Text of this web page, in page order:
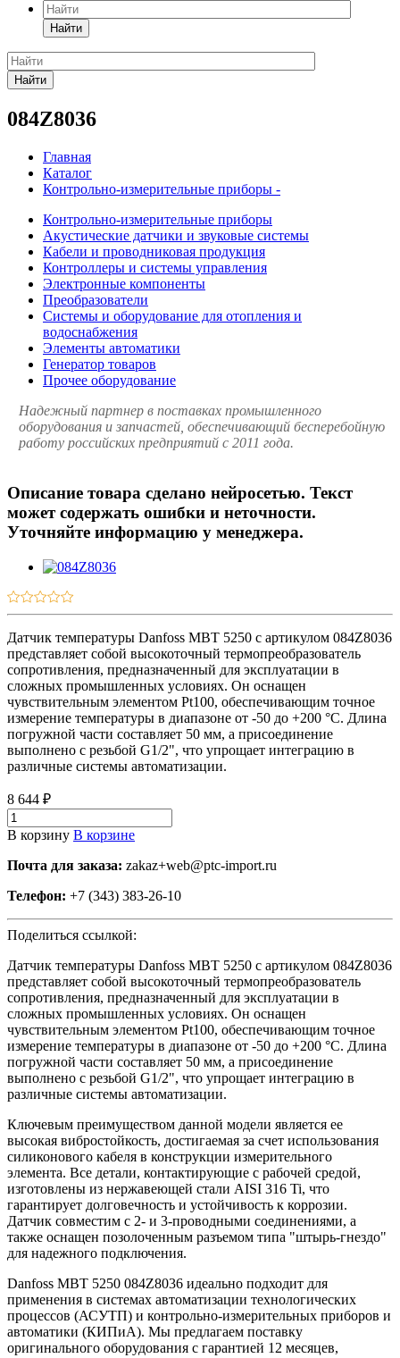
Найти
Найти
084Z8036
Главная
Каталог
Контрольно-измерительные приборы -
Контрольно-измерительные приборы
Акустические датчики и звуковые системы
Кабели и проводниковая продукция
Контроллеры и системы управления
Электронные компоненты
Преобразователи
Системы и оборудование для отопления и
водоснабжения
Элементы автоматики
Генератор товаров
Прочее оборудование
Надежный партнер в поставках промышленного
оборудования и запчастей, обеспечивающий бесперебойную
работу российских предприятий с 2011 года.
Описание товара сделано нейросетью. Текст
может содержать ошибки и неточности.
Уточняйте информацию у менеджера.
Датчик температуры Danfoss MBT 5250 с артикулом 084Z8036
представляет собой высокоточный термопреобразователь
сопротивления, предназначенный для эксплуатации в
сложных промышленных условиях. Он оснащен
чувствительным элементом Pt100, обеспечивающим точное
измерение температуры в диапазоне от -50 до +200 °C. Длина
погружной части составляет 50 мм, а присоединение
выполнено с резьбой G1/2", что упрощает интеграцию в
различные системы автоматизации.
8 644 ₽
В корзину В корзине
Почта для заказа: zakaz+web@ptc-import.ru
Телефон: +7 (343) 383-26-10
Поделиться ссылкой:
Датчик температуры Danfoss MBT 5250 с артикулом 084Z8036
представляет собой высокоточный термопреобразователь
сопротивления, предназначенный для эксплуатации в
сложных промышленных условиях. Он оснащен
чувствительным элементом Pt100, обеспечивающим точное
измерение температуры в диапазоне от -50 до +200 °C. Длина
погружной части составляет 50 мм, а присоединение
выполнено с резьбой G1/2", что упрощает интеграцию в
различные системы автоматизации.
Ключевым преимуществом данной модели является ее
высокая вибростойкость, достигаемая за счет использования
силиконового кабеля в конструкции измерительного
элемента. Все детали, контактирующие с рабочей средой,
изготовлены из нержавеющей стали AISI 316 Ti, что
гарантирует долговечность и устойчивость к коррозии.
Датчик совместим с 2- и 3-проводными соединениями, а
также оснащен позолоченным разъемом типа "штырь-гнездо"
для надежного подключения.
Danfoss MBT 5250 084Z8036 идеально подходит для
применения в системах автоматизации технологических
процессов (АСУТП) и контрольно-измерительных приборов и
автоматики (КИПиА). Мы предлагаем поставку
оригинального оборудования с гарантией 12 месяцев,